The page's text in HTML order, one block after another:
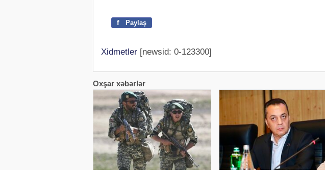
f Paylaş
Xidmetler [newsid: 0-123300]
Oxşar xəbərlər